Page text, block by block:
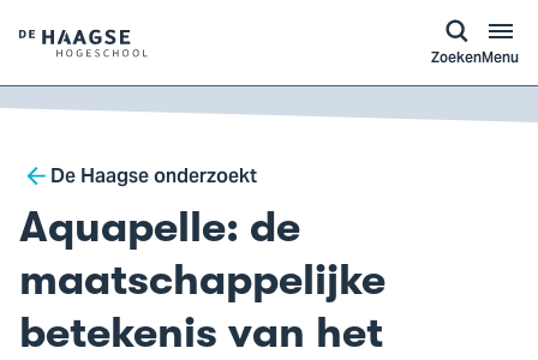
Logo
van
De
Hogeschool,
ga
naar
de
homepagina
ZoekenMenu
Breadcrumb
De Haagse onderzoekt
Aquapelle: de
maatschappelijke
betekenis van het